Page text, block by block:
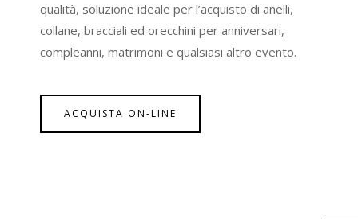
qualità, soluzione ideale per l’acquisto di anelli,
collane, bracciali ed orecchini per anniversari,
compleanni, matrimoni e qualsiasi altro evento.
ACQUISTA ON-LINE